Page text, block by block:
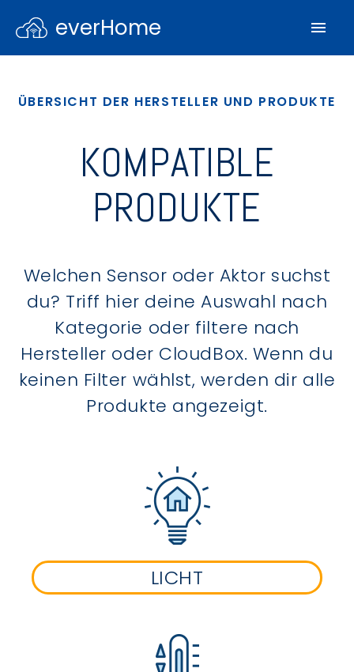
everHome
ÜBERSICHT DER HERSTELLER UND PRODUKTE
KOMPATIBLE
PRODUKTE
Welchen Sensor oder Aktor suchst
du? Triff hier deine Auswahl nach
Kategorie oder filtere nach
Hersteller oder CloudBox. Wenn du
keinen Filter wählst, werden dir alle
Produkte angezeigt.
LICHT